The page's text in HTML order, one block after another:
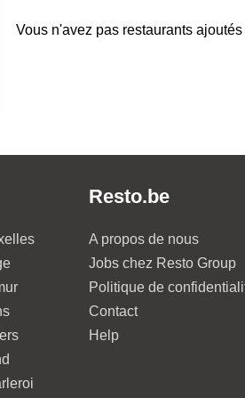
Vous n'avez pas restaurants
Resto.be
A propos de nous
Jobs chez Resto Group
Politique de
Contact
Help